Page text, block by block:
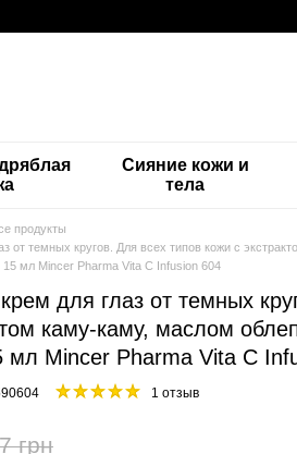
Сияние кожи и
тела
продукты
от темных кругов. Для всех типов кожи с
мл Mincer Pharma Vita C Infusion 604
для глаз от темных
каму-каму, маслом
мл Mincer Pharma Vita C
1 отзыв
грн